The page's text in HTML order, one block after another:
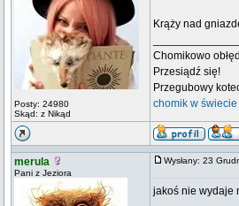
Posty: 24980
Skąd: z Nikąd
Krąży nad
Chomikowo
Przesiądź się!
Przegubowy
chomik w świecie
merula
Pani z Jeziora
Wysłany: 23
jakoś nie wydaje